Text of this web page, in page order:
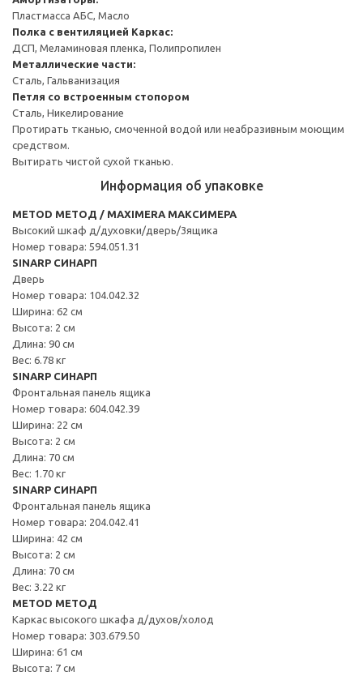
Пластмасса АБС, Масло
Полка с вентиляцией Каркас:
ДСП, Меламиновая пленка, Полипропилен
Металлические части:
Сталь, Гальванизация
Петля со встроенным стопором
Сталь, Никелирование
Протирать тканью, смоченной водой или неабразивным моющим
средством.
Вытирать чистой сухой тканью.
Информация об упаковке
METOD МЕТОД / MAXIMERA МАКСИМЕРА
Высокий шкаф д/духовки/дверь/3ящика
Номер товара: 594.051.31
SINARP СИНАРП
Дверь
Номер товара: 104.042.32
Ширина: 62 см
Высота: 2 см
Длина: 90 см
Вес: 6.78 кг
SINARP СИНАРП
Фронтальная панель ящика
Номер товара: 604.042.39
Ширина: 22 см
Высота: 2 см
Длина: 70 см
Вес: 1.70 кг
SINARP СИНАРП
Фронтальная панель ящика
Номер товара: 204.042.41
Ширина: 42 см
Высота: 2 см
Длина: 70 см
Вес: 3.22 кг
METOD МЕТОД
Каркас высокого шкафа д/духов/холод
Номер товара: 303.679.50
Ширина: 61 см
Высота: 7 см